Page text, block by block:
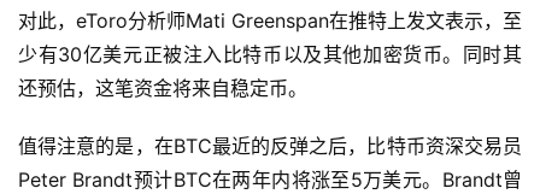
对此，eToro分析师Mati Greenspan在推特上发文表示，至
少有30亿美元正被注入比特币以及其他加密货币。同时其
还预估，这笔资金将来自稳定币。
值得注意的是，在BTC最近的反弹之后，比特币资深交易员
Peter Brandt预计BTC在两年内将涨至5万美元。Brandt曾